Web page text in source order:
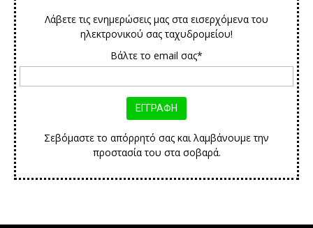
Λάβετε τις ενημερώσεις μας στα εισερχόμενα του
ηλεκτρονικού σας ταχυδρομείου!
Βάλτε το email σας*
Σεβόμαστε το απόρρητό σας και λαμβάνουμε την
προστασία του στα σοβαρά.